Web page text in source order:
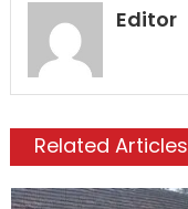
Editor
Related Articles